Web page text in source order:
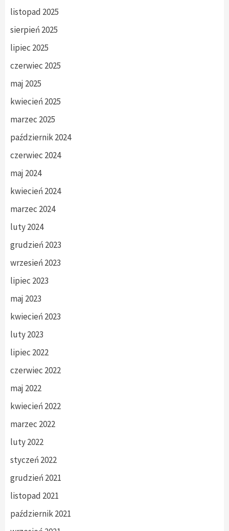
listopad 2025
sierpień 2025
lipiec 2025
czerwiec 2025
maj 2025
kwiecień 2025
marzec 2025
październik 2024
czerwiec 2024
maj 2024
kwiecień 2024
marzec 2024
luty 2024
grudzień 2023
wrzesień 2023
lipiec 2023
maj 2023
kwiecień 2023
luty 2023
lipiec 2022
czerwiec 2022
maj 2022
kwiecień 2022
marzec 2022
luty 2022
styczeń 2022
grudzień 2021
listopad 2021
październik 2021